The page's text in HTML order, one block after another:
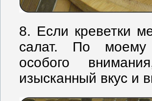
8. Если креветки
салат. По моему
особого
изысканный вкус и